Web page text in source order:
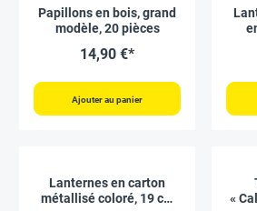
Papillons en bois, grand
modèle, 20 pièces
14,90 €*
Ajouter au panier
Lanternes en carton
métallisé coloré, 19 cm
«